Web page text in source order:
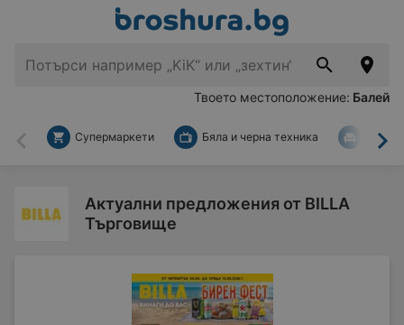
Твоето местоположение: Балей
Назад
Супермаркети Бяла и черна техника За
Актуални предложения от BILLA
Търговище